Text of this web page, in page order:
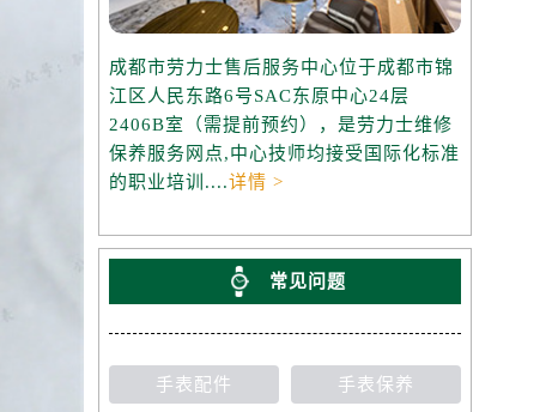
成都市劳力士售后服务中心位于成都市锦
江区人民东路6号SAC东原中心24层
2406B室（需提前预约），是劳力士维修
保养服务网点,中心技师均接受国际化标准
的职业培训....详情 >
常见问题
手表配件 手表保养